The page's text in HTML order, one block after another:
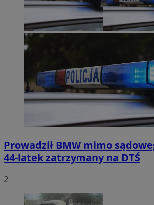
Prowadził BMW mimo
44-latek zatrzymany na DTŚ
2